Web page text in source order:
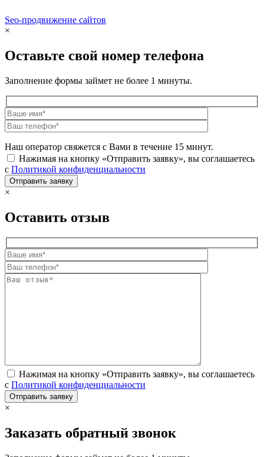
Seo-продвижение сайтов
×
Оставьте свой номер телефона
Заполнение формы займет не более 1 минуты.
Наш оператор свяжется с Вами в течение 15 минут.
Нажимая на кнопку «Отправить заявку», вы соглашаетесь
с Политикой конфиденциальности
×
Оставить отзыв
Нажимая на кнопку «Отправить заявку», вы соглашаетесь
с Политикой конфиденциальности
×
Заказать обратный звонок